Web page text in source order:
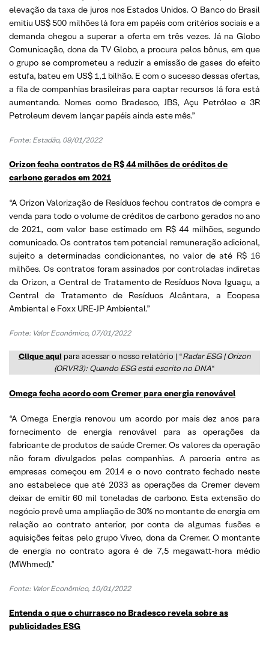
elevação da taxa de juros nos Estados Unidos. O Banco do Brasil
emitiu US$ 500 milhões lá fora em papéis com critérios sociais e a
demanda chegou a superar a oferta em três vezes. Já na Globo
Comunicação, dona da TV Globo, a procura pelos bônus, em que
o grupo se comprometeu a reduzir a emissão de gases do efeito
estufa, bateu em US$ 1,1 bilhão. E com o sucesso dessas ofertas,
a fila de companhias brasileiras para captar recursos lá fora está
aumentando. Nomes como Bradesco, JBS, Açu Petróleo e 3R
Petroleum devem lançar papéis ainda este mês.”
Fonte: Estadão, 09/01/2022
Orizon fecha contratos de R$ 44 milhões de créditos de
carbono gerados em 2021
“A Orizon Valorização de Resíduos fechou contratos de compra e
venda para todo o volume de créditos de carbono gerados no ano
de 2021, com valor base estimado em R$ 44 milhões, segundo
comunicado. Os contratos tem potencial remuneração adicional,
sujeito a determinadas condicionantes, no valor de até R$ 16
milhões. Os contratos foram assinados por controladas indiretas
da Orizon, a Central de Tratamento de Resíduos Nova Iguaçu, a
Central de Tratamento de Resíduos Alcântara, a Ecopesa
Ambiental e Foxx URE-JP Ambiental.”
Fonte: Valor Econômico, 07/01/2022
Clique aqui para acessar o nosso relatório | “Radar ESG | Orizon
(ORVR3): Quando ESG está escrito no DNA“
Omega fecha acordo com Cremer para energia renovável
“A Omega Energia renovou um acordo por mais dez anos para
fornecimento de energia renovável para as operações da
fabricante de produtos de saúde Cremer. Os valores da operação
não foram divulgados pelas companhias. A parceria entre as
empresas começou em 2014 e o novo contrato fechado neste
ano estabelece que até 2033 as operações da Cremer devem
deixar de emitir 60 mil toneladas de carbono. Esta extensão do
negócio prevê uma ampliação de 30% no montante de energia em
relação ao contrato anterior, por conta de algumas fusões e
aquisições feitas pelo grupo Viveo, dona da Cremer. O montante
de energia no contrato agora é de 7,5 megawatt-hora médio
(MWhmed).”
Fonte: Valor Econômico, 10/01/2022
Entenda o que o churrasco no Bradesco revela sobre as
publicidades ESG